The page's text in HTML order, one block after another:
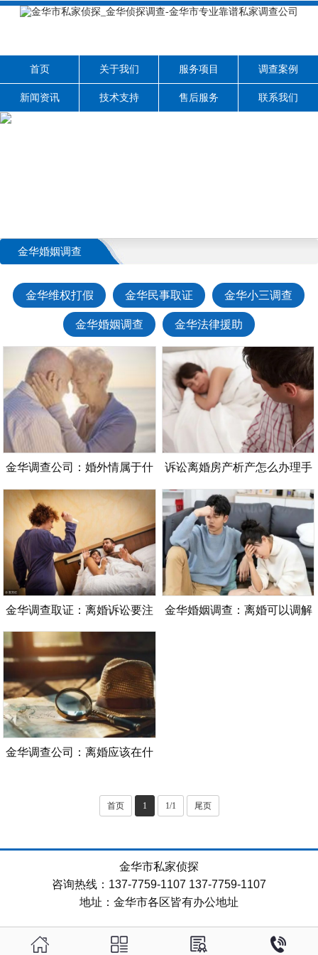
首页 关于我们 服务项目 调查案例
新闻资讯 技术支持 售后服务 联系我们
金华婚姻调查
金华维权打假 金华民事取证 金华小三调查
金华婚姻调查 金华法律援助
金华调查公司：婚外情属于什
么行为
诉讼离婚房产析产怎么办理手
续
金华调查取证：离婚诉讼要注
意什么
金华婚姻调查：离婚可以调解
金华调查公司：离婚应该在什
首页 1 1/1 尾页
金华市私家侦探
咨询热线：137-7759-1107 137-7759-1107
地址：金华市各区皆有办公地址